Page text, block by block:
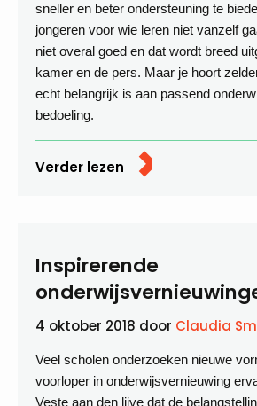
sneller en beter ondersteuning te
jongeren voor wie leren niet vanzelf
niet overal goed en dat wordt breed
kamer en de pers. Maar je hoort
echt belangrijk is aan passend
bedoeling.
Verder lezen
Inspirerende
4 oktober 2018 door Claudia
Veel scholen onderzoeken nieuwe
voorloper in onderwijsvernieuwing
Veste aan den lijve dat de